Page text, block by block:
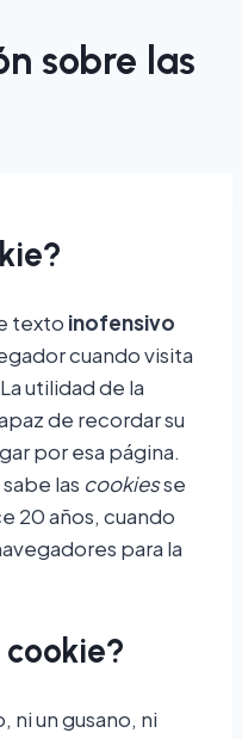
sobre las
texto inofensivo
cuando visita
utilidad de la
de recordar su
por esa página.
las cookiesse
20 años, cuando
para la
cookie?
ni un gusano, ni